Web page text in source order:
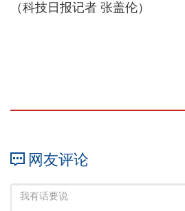
（科技日报记者 张盖伦）
网友评论